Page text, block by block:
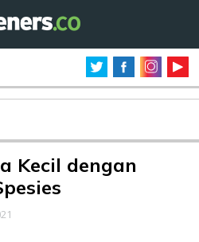
Kecil dengan